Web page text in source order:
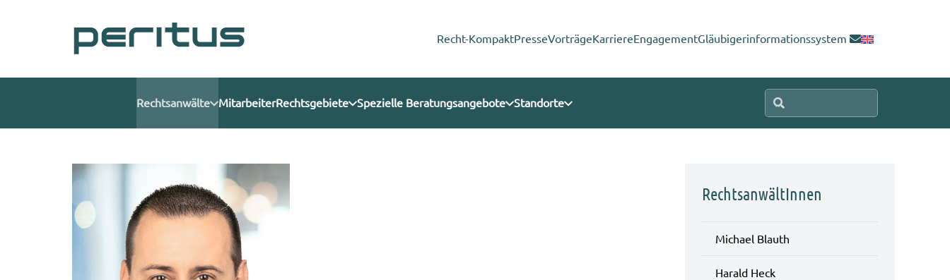
Recht-KompaktPresseVorträgeKarriereEngagementGläubigerinformationssystem
Rechtsanwälte MitarbeiterRechtsgebiete Spezielle Beratungsangebote Standorte
RechtsanwältInnen
Michael Blauth
Harald Heck